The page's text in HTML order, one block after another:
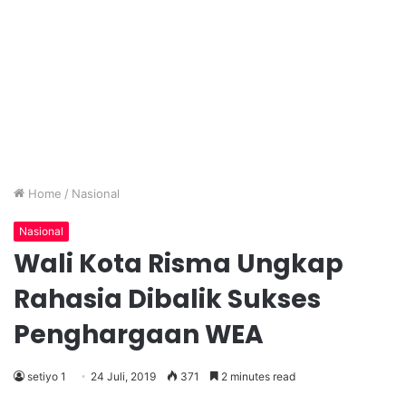
Home / Nasional
Nasional
Wali Kota Risma Ungkap
Rahasia Dibalik Sukses
Penghargaan WEA
setiyo 1 24 Juli, 2019 371 2 minutes read